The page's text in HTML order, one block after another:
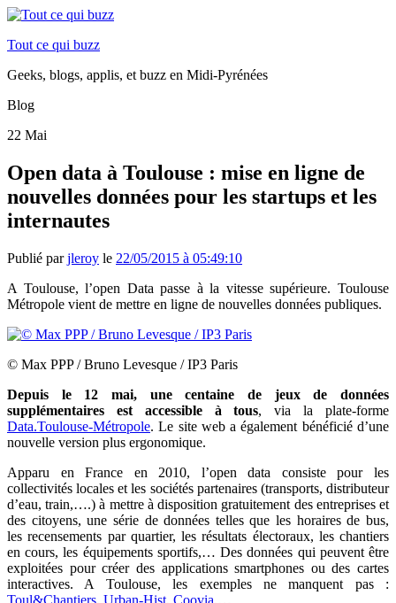
Tout ce qui buzz
Geeks, blogs, applis, et buzz en Midi-Pyrénées
Blog
22 Mai
Open data à Toulouse : mise en ligne de
nouvelles données pour les startups et les
internautes
Publié parjleroy le 22/05/2015 à 05:49:10
A Toulouse, l’open Data passe à la vitesse supérieure. Toulouse
Métropole vient de mettre en ligne de nouvelles données publiques.
© Max PPP / Bruno Levesque / IP3 Paris
Depuis le 12 mai, une centaine de jeux de données
supplémentaires est accessible à tous, via la plate-forme
Data.Toulouse-Métropole. Le site web a également bénéficié d’une
nouvelle version plus ergonomique.
Apparu en France en 2010, l’open data consiste pour les
collectivités locales et les sociétés partenaires (transports, distributeur
d’eau, train,….) à mettre àdisposition gratuitement des entreprises et
des citoyens, une série de données telles que les horaires de bus,
les recensements par quartier, les résultats électoraux, les chantiers
en cours, les équipements sportifs,… Des données qui peuvent être
exploitées pour créer des applications smartphones ou des cartes
interactives. A Toulouse, les exemples ne manquent pas :
Toul&Chantiers, Urban-Hist, Coovia,…